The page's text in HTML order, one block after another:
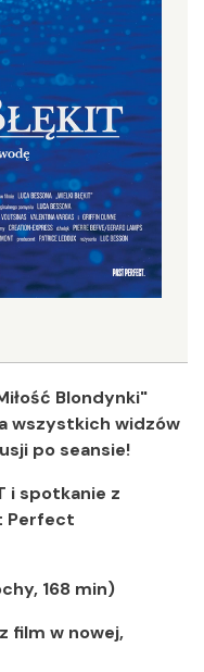
Blondynki"
wszystkich widzów
po seansie!
i spotkanie z
Perfect
168 min)
film w nowej,